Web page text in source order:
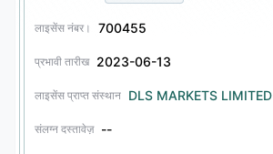
लाइसेंस नंबर। 700455
प्रभावी तारीख 2023-06-13
लाइसेंस प्राप्त संस्थान DLS MARKETS LIMITED
संलग्न दस्तावेज़ --